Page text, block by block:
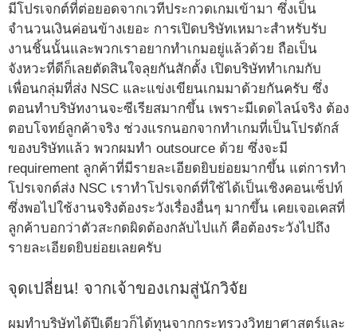
มีโปรเจกต์ที่ต่อยอดจากเวทีประกวดเกมเข้ามา ซึ่งเป็น
จำนวนเงินค่อนข้างเยอะ การเปิดบริษัทเหมาะสำหรับรับ
งานชิ้นนั้นและพวกเราอยากทำเกมอยู่แล้วด้วย ถือเป็น
จังหวะที่ดีก็เลยตัดสินใจลุยกันสักตั้ง เปิดบริษัททำเกมกับ
เพื่อนกลุ่มที่ส่ง NSC และแข่งเขียนเกมมาด้วยกันครับ ซึ่ง
ตอนทำบริษัทงานจะซีเรียสมากขึ้น เพราะมีเดดไลน์จริง ต้อง
ตอบโจทย์ลูกค้าจริง ช่วงแรกนอกจากทำเกมที่เป็นโปรดักส์
ของบริษัทแล้ว พวกผมทำ outsource ด้วย ซึ่งจะมี
requirement ลูกค้าที่มีรายละเอียดยิบย่อยมากขึ้น แต่การทำ
โปรเจกต์ส่ง NSC เราทำโปรเจกต์ที่ใช้ได้เป็นเชิงคอนเซ็ปท์
ซึ่งพอไปใช้งานจริงต้องระวังเรื่องอื่นๆ มากขึ้น เคยเจอเคสที่
ลูกค้าบอกว่าตัวสะกดผิดต้องกลับไปแก้ คือต้องระวังไปถึง
รายละเอียดยิบย่อยเลยครับ
จุดเปลี่ยน! จากเจ้าของเกมสู่นักวิจัย
ผมทำบริษัทได้ปีเดียวก็ได้ทุนจากกระทรวงวิทยาศาสตร์และ